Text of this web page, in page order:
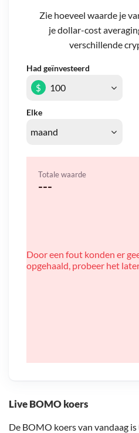
Live BOMO koers
De BOMO koers van vandaag is
Zie hoeveel waarde je
je dollar-cost
verschillende
Had geïnvesteerd
Elke
$
Totale waarde
---
Door een fout konden er
opgehaald, probeer het